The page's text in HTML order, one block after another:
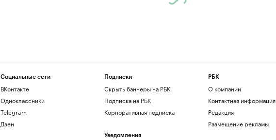
Социальные сети
ВКонтакте
Одноклассники
Telegram
Дзен
Подписки
Скрыть баннеры на РБК
Подписка на РБК
Корпоративная подписка
Уведомления
РБК
О компании
Контактная информация
Редакция
Размещение рекламы